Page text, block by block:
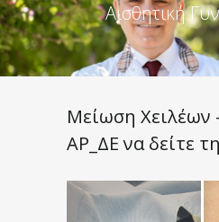
Αισθητική
Μείωση Χειλέων
ΑΡ_ΔΕ να δείτε